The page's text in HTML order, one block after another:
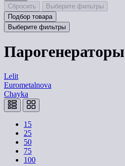
Сбросить
Выберите фильтры
Подбор товара
Выберите фильтры
Парогенераторы
Lelit
Eurometalnova
Chayka
15
25
50
75
100